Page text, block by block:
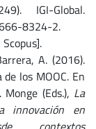
IGI-Global.
8324-2.
A. (2016).
los MOOC. En
(Eds.), La
innovación en